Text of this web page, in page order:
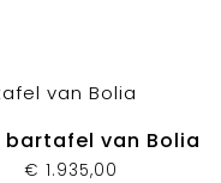
bartafel van Bolia
€ 1.935,00